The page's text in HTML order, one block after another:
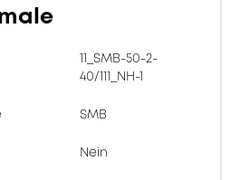
11_SMB-50-2-
40/111_NH-1
SMB
Nein